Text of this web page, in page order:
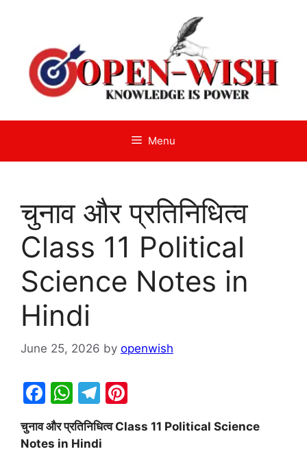
Menu
चुनाव और प्रतिनिधित्व
Class 11 Political
Science Notes in
Hindi
June 25, 2026 by openwish
F
a
c
W
h
at
T
el
e er
चुनाव और प्रतिनिधित्वClass 11 Political Science
Notes in Hindi